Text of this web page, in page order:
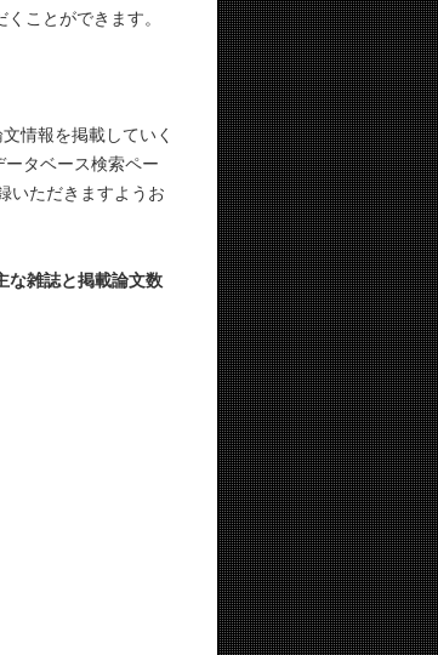
ことができます。
情報を掲載していく
タベース検索ペー
いただきますようお
な雑誌と掲載論文数